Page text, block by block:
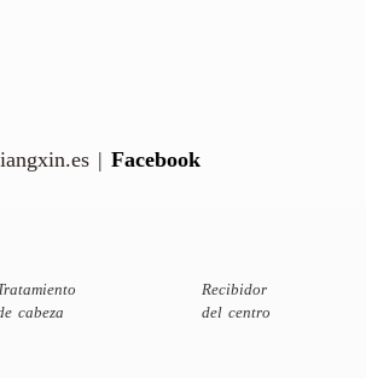
| Facebook
cabeza
Recibidor
del centro